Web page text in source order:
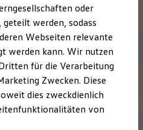
der Elektrofahrzeuge
für Privatkunden
für Gewerbekunden
Ratgeber
oder
werden, sodass
Webseiten relevante
werden kann. Wir nutzen
für die Verarbeitung
Zwecken. Diese
dies zweckdienlich
von